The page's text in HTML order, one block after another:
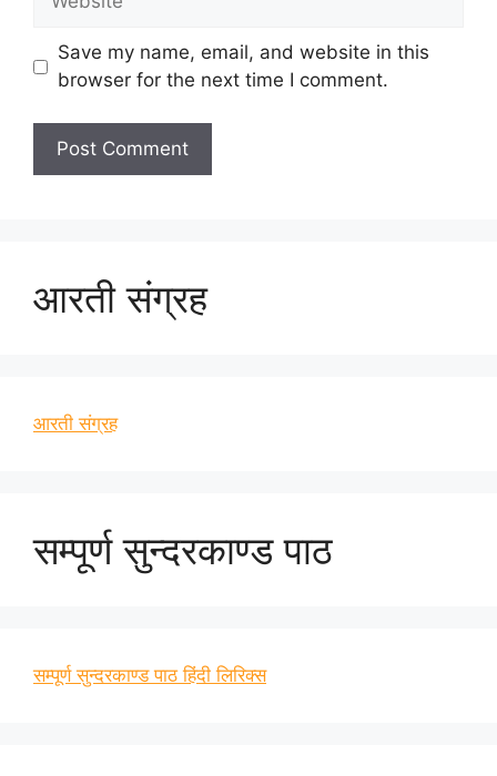
Save my name, email, and website in this
browser for the next time I comment.
आरती संग्रह
आरती संग्रह
सम्पूर्ण सुन्दरकाण्ड पाठ
सम्पूर्ण सुन्दरकाण्ड पाठ हिंदी लिरिक्स